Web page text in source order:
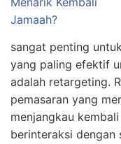
sangat penting
yang paling efektif
adalah retargeting.
pemasaran yang
menjangkau
berinteraksi